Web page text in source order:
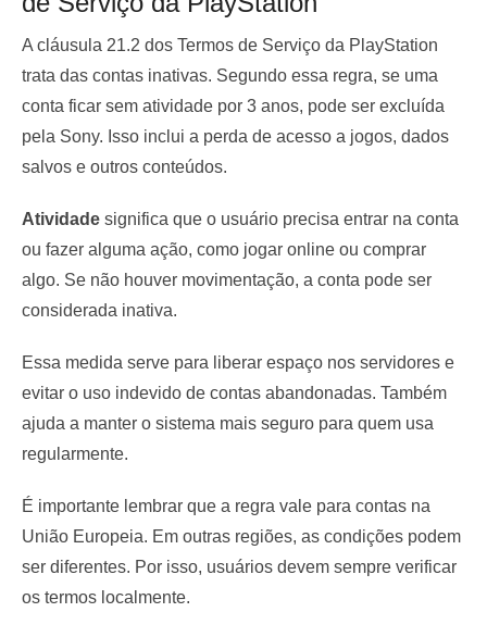
A cláusula 21.2 dos Termos de Serviço da PlayStation
trata das contas inativas. Segundo essa regra, se uma
conta ficar sem atividade por 3 anos, pode ser excluída
pela Sony. Isso inclui a perda de acesso a jogos, dados
salvos e outros conteúdos.
Atividade significa que o usuário precisa entrar na conta
ou fazer alguma ação, como jogar online ou comprar
algo. Se não houver movimentação, a conta pode ser
considerada inativa.
Essa medida serve para liberar espaço nos servidores e
evitar o uso indevido de contas abandonadas. Também
ajuda a manter o sistema mais seguro para quem usa
regularmente.
É importante lembrar que a regra vale para contas na
União Europeia. Em outras regiões, as condições podem
ser diferentes. Por isso, usuários devem sempre verificar
os termos localmente.